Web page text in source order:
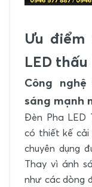
Ưu
LED
Công
sáng mạnh
Đèn Pha LED
có thiết kế
chuyên dụng
Thay vì ánh
như các dòng